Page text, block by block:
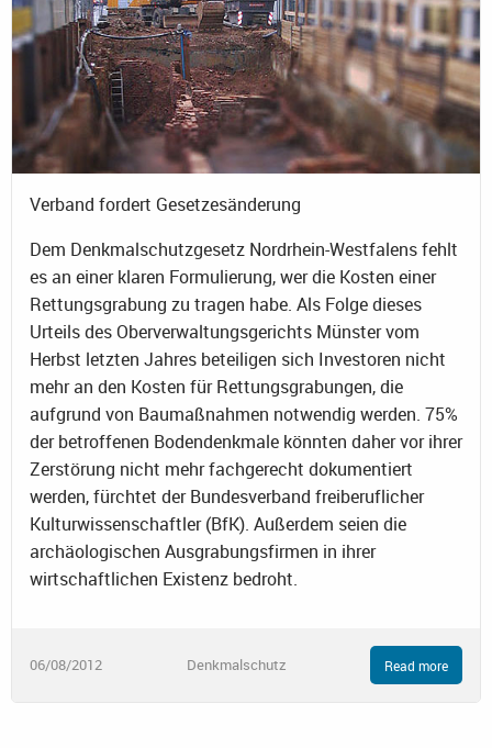
Verband fordert Gesetzesänderung
Dem Denkmalschutzgesetz Nordrhein-Westfalens fehlt
es an einer klaren Formulierung, wer die Kosten einer
Rettungsgrabung zu tragen habe. Als Folge dieses
Urteils des Oberverwaltungsgerichts Münster vom
Herbst letzten Jahres beteiligen sich Investoren nicht
mehr an den Kosten für Rettungsgrabungen, die
aufgrund von Baumaßnahmen notwendig werden. 75%
der betroffenen Bodendenkmale könnten daher vor ihrer
Zerstörung nicht mehr fachgerecht dokumentiert
werden, fürchtet der Bundesverband freiberuflicher
Kulturwissenschaftler (BfK). Außerdem seien die
archäologischen Ausgrabungsfirmen in ihrer
wirtschaftlichen Existenz bedroht.
06/08/2012 Denkmalschutz Read more